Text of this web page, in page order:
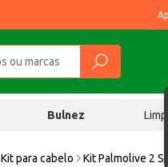
Bulnez
Kit para cabelo Kit Palmolive 2